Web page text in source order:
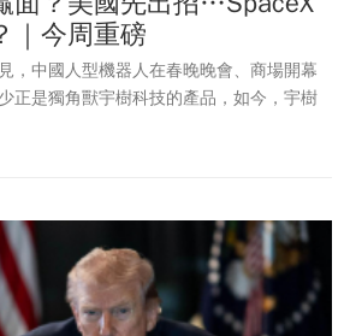
｜今周重磅
，中國人型機器人在春晚晚會、商場開幕
正是獨角獸宇樹科技的產品，如今，宇樹
並於科創版上市，於本周三(8/5)初步詢
如今股價死守百美元關卡。本周SpaceX將
投資人信心，值得關注。1、7月海關進出
年破2千億美元，川普會不開心？2、
出爐 能挽投資人信心？3、中國機器人獨角